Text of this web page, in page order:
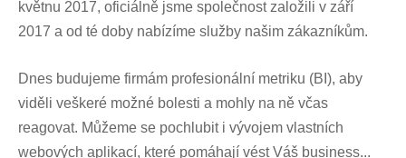
květnu 2017, oficiálně jsme společnost založili v září
2017 a od té doby nabízíme služby našim zákazníkům.
Dnes budujeme firmám profesionální metriku (BI), aby
viděli veškeré možné bolesti a mohly na ně včas
reagovat. Můžeme se pochlubit i vývojem vlastních
webových aplikací, které pomáhají vést Váš business...